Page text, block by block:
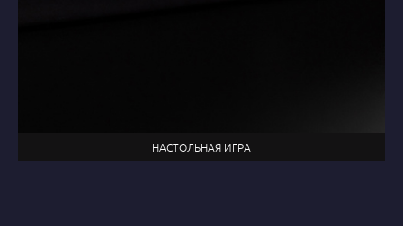
НАСТОЛЬНАЯ ИГРА